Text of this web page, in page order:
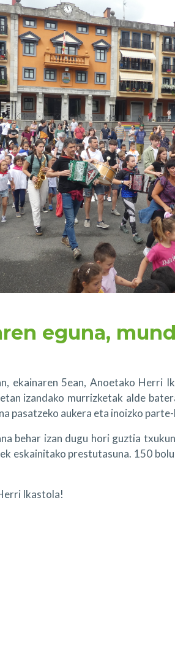
eguna,
ekainaren 5ean, Anoetako Herri
izandako murrizketak alde
pasatzeko aukera eta inoizko
behar izan dugu hori guztia
eskainitako prestutasuna. 150
Ikastola!